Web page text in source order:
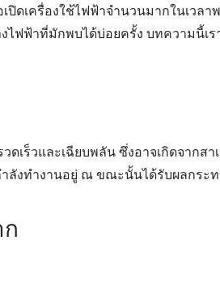
ปิดเครื่องใช้ไฟฟ้าจำนวนมากในเว
ไฟฟ้าที่มักพบได้บ่อยครั้ง บทความนี้
ดเร็วและเฉียบพลัน ซึ่งอาจเกิดจา
ลังทำงานอยู่ ณ ขณะนั้นได้รับผลกร